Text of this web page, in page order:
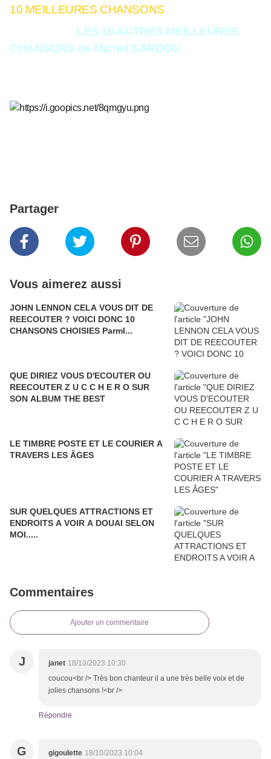
10 MEILLEURES CHANSONS
LES 10 AUTRES MEILLEURES
CHANSONS de Michel SARDOU
Partager
Vous aimerez aussi
JOHN LENNON CELA VOUS DIT DE
REECOUTER ? VOICI DONC 10
CHANSONS CHOISIES ParmI...
QUE DIRIEZ VOUS D'ECOUTER OU
REECOUTER Z U C C H E R O SUR
SON ALBUM THE BEST
LE TIMBRE POSTE ET LE COURIER A
TRAVERS LES ÂGES
SUR QUELQUES ATTRACTIONS ET
ENDROITS A VOIR A DOUAI SELON
MOI.....
Commentaires
Ajouter un commentaire
J janet 18/10/2023 10:30
coucou<br /> Très bon chanteur il a une très belle voix et de
jolies chansons !<br />
Répondre
G gigoulette 18/10/2023 10:04